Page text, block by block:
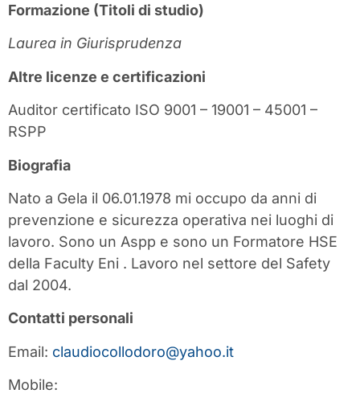
Formazione (Titoli di studio)
Laurea in Giurisprudenza
Altre licenze e certificazioni
Auditor certificato ISO 9001 – 19001 – 45001 –
RSPP
Biografia
Nato a Gela il 06.01.1978 mi occupo da anni di
prevenzione e sicurezza operativa nei luoghi di
lavoro. Sono un Aspp e sono un Formatore HSE
della Faculty Eni . Lavoro nel settore del Safety
dal 2004.
Contatti personali
Email: claudiocollodoro@yahoo.it
Mobile: